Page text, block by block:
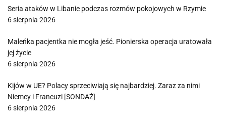
Seria ataków w Libanie podczas rozmów pokojowych w Rzymie
6 sierpnia 2026
Maleńka pacjentka nie mogła jeść. Pionierska operacja uratowała
jej życie
6 sierpnia 2026
Kijów w UE? Polacy sprzeciwiają się najbardziej. Zaraz za nimi
Niemcy i Francuzi [SONDAŻ]
6 sierpnia 2026